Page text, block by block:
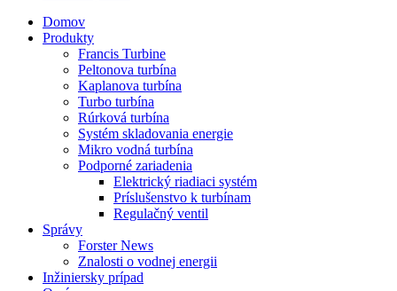
Domov
Produkty
Francis Turbine
Peltonova turbína
Kaplanova turbína
Turbo turbína
Rúrková turbína
Systém skladovania energie
Mikro vodná turbína
Podporné zariadenia
Elektrický riadiaci systém
Príslušenstvo k turbínam
Regulačný ventil
Správy
Forster News
Znalosti o vodnej energii
Inžiniersky prípad